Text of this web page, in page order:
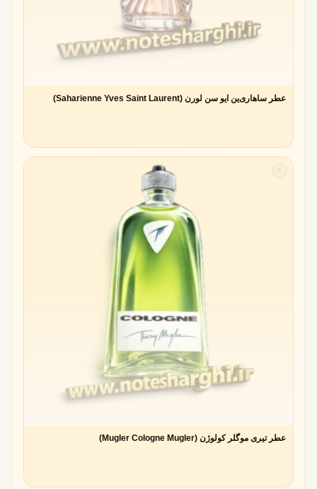
عطر ساهاری‌ین ایو سن لورن (Saharienne Yves Saint Laurent)
عطر تیری موگلر کولوژن (Mugler Cologne Mugler)